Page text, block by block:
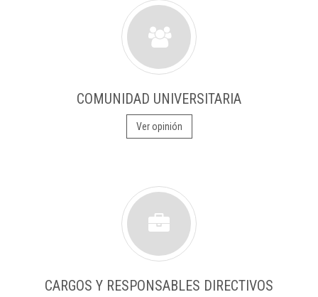
COMUNIDAD UNIVERSITARIA
Ver opinión
CARGOS Y RESPONSABLES DIRECTIVOS